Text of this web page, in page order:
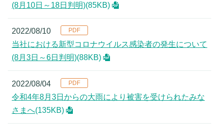
(8月10日～18日判明)(85KB)
2022/08/10
当社における新型コロナウイルス感染者の発生について
(8月3日～6日判明)(88KB)
2022/08/04
令和4年8月3日からの大雨により被害を受けられたみな
さまへ(135KB)